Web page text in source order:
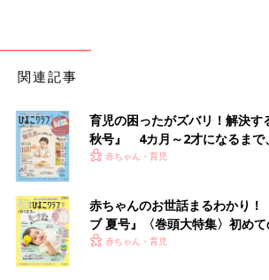
関連記事
育児の困ったがズバリ！解決す
秋号』 4カ月～2才になるまで
いっぱい！
赤ちゃん・育児
赤ちゃんのお世話まるわかり！
ブ 夏号』〈巻頭大特集〉初め
く！ おっぱい・ミルクの基本と
赤ちゃん・育児